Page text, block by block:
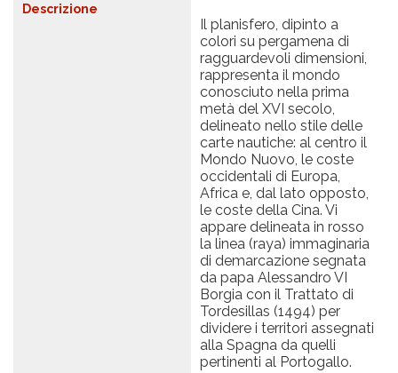
Descrizione
Il planisfero, dipinto a
colori su pergamena di
ragguardevoli dimensioni,
rappresenta il mondo
conosciuto nella prima
metà del XVI secolo,
delineato nello stile delle
carte nautiche: al centro il
Mondo Nuovo, le coste
occidentali di Europa,
Africa e, dal lato opposto,
le coste della Cina. Vi
appare delineata in rosso
la linea (raya) immaginaria
di demarcazione segnata
da papa Alessandro VI
Borgia con il Trattato di
Tordesillas (1494) per
dividere i territori assegnati
alla Spagna da quelli
pertinenti al Portogallo.